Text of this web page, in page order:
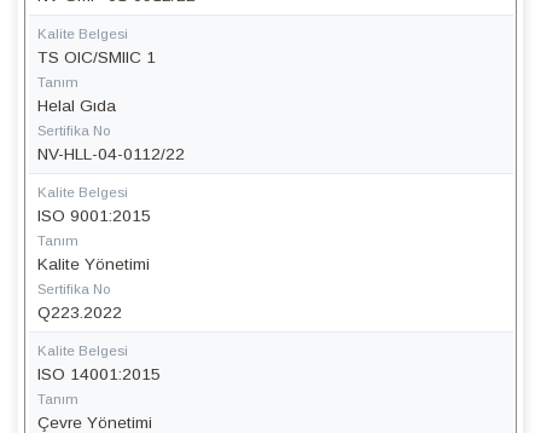
Kalite Belgesi
TS OIC/SMIIC 1
Tanım
Helal Gıda
Sertifika No
NV-HLL-04-0112/22
Kalite Belgesi
ISO 9001:2015
Tanım
Kalite Yönetimi
Sertifika No
Q223.2022
Kalite Belgesi
ISO 14001:2015
Tanım
Çevre Yönetimi